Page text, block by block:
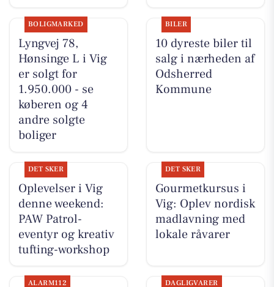
BOLIGMARKED
Lyngvej 78,
Hønsinge L i Vig
er solgt for
1.950.000 - se
køberen og 4
andre solgte
boliger
BILER
10 dyreste biler til
salg i nærheden af
Odsherred
Kommune
DET SKER
Oplevelser i Vig
denne weekend:
PAW Patrol-
eventyr og kreativ
tufting-workshop
DET SKER
Gourmetkursus i
Vig: Oplev nordisk
madlavning med
lokale råvarer
ALARM112 DAGLIGVARER